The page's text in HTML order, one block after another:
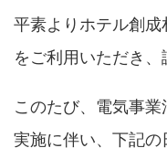
平素よりホテル創
をご利用いただき、
このたび、電気事
実施に伴い、下記